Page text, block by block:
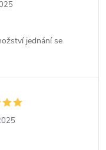
jednání se